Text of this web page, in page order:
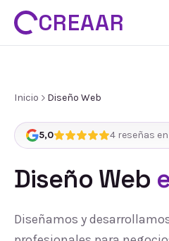
CREAAR
Inicio Diseño Web
5,0 4 reseñas
Diseño Web
Diseñamos y